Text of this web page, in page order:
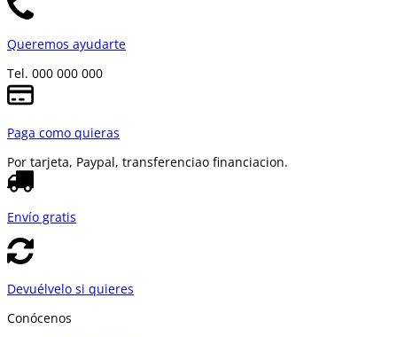
Queremos ayudarte
Tel. 000 000 000
Paga como quieras
Por tarjeta, Paypal, transferenciao financiacion.
Envío gratis
Devuélvelo si quieres
Conócenos